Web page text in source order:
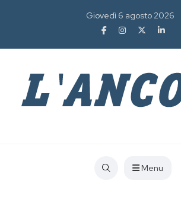
Giovedì 6 agosto 2026
Menu